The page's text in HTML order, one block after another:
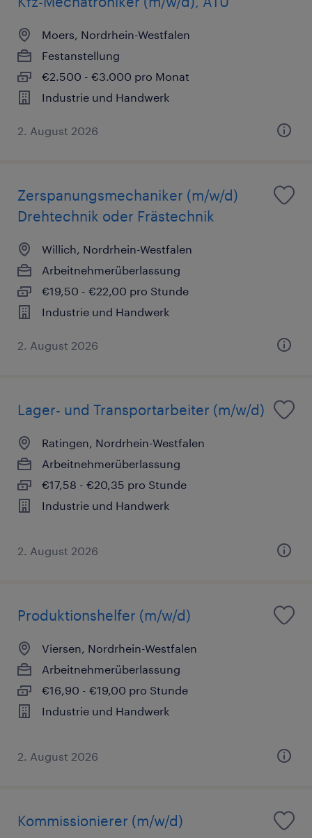
Moers, Nordrhein-Westfalen
Festanstellung
€2.500 - €3.000 pro Monat
Industrie und Handwerk
2. August 2026
Zerspanungsmechaniker (m/w/d)
Drehtechnik oder Frästechnik
Willich, Nordrhein-Westfalen
Arbeitnehmerüberlassung
€19,50 - €22,00 pro Stunde
Industrie und Handwerk
2. August 2026
Lager- und Transportarbeiter (m/w/d)
Ratingen, Nordrhein-Westfalen
Arbeitnehmerüberlassung
€17,58 - €20,35 pro Stunde
Industrie und Handwerk
2. August 2026
Produktionshelfer (m/w/d)
Viersen, Nordrhein-Westfalen
Arbeitnehmerüberlassung
€16,90 - €19,00 pro Stunde
Industrie und Handwerk
2. August 2026
Kommissionierer (m/w/d)